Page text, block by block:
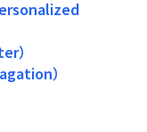
）
）